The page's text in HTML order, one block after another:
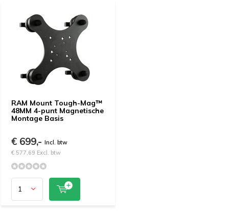
RAM Mount Tough-Mag™
48MM 4-punt Magnetische
Montage Basis
€ 699,- Incl. btw
€ 577,69 Excl. btw